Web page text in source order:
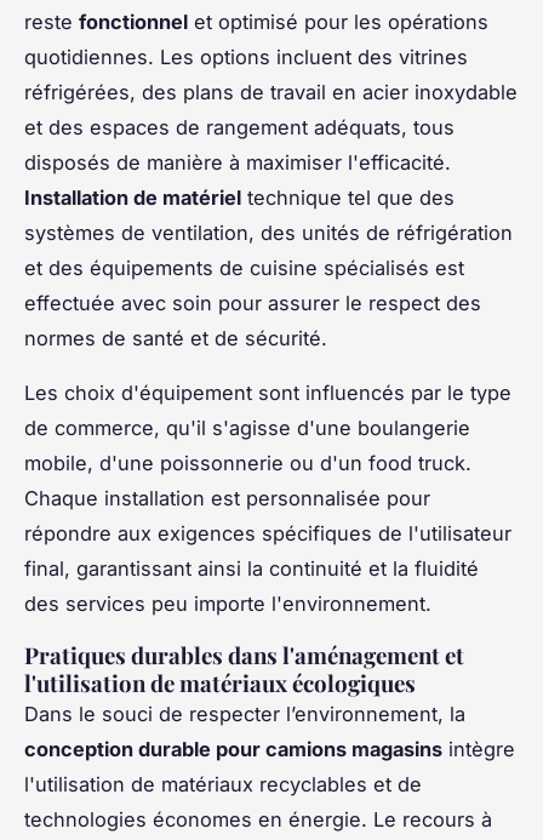
reste fonctionnel et optimisé pour les opérations
quotidiennes. Les options incluent des vitrines
réfrigérées, des plans de travail en acier inoxydable
et des espaces de rangement adéquats, tous
disposés de manière à maximiser l'efficacité.
Installation de matériel technique tel que des
systèmes de ventilation, des unités de réfrigération
et des équipements de cuisine spécialisés est
effectuée avec soin pour assurer le respect des
normes de santé et de sécurité.
Les choix d'équipement sont influencés par le type
de commerce, qu'il s'agisse d'une boulangerie
mobile, d'une poissonnerie ou d'un food truck.
Chaque installation est personnalisée pour
répondre aux exigences spécifiques de l'utilisateur
final, garantissant ainsi la continuité et la fluidité
des services peu importe l'environnement.
Pratiques durables dans l'aménagement et
l'utilisation de matériaux écologiques
Dans le souci de respecter l’environnement, la
conception durable pour camions magasins intègre
l'utilisation de matériaux recyclables et de
technologies économes en énergie. Le recours à